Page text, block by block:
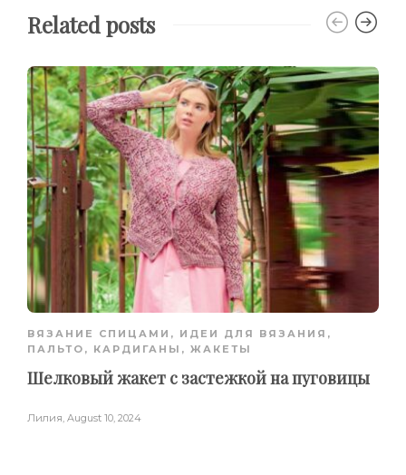
Related posts
ВЯЗАНИЕ СПИЦАМИ , ИДЕИ ДЛЯ ВЯЗАНИЯ ,
ПАЛЬТО, КАРДИГАНЫ, ЖАКЕТЫ
Шелковый жакет с застежкой на пуговицы
Лилия August 10, 2024